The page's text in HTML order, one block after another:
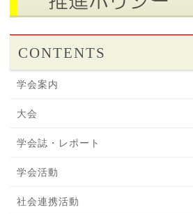
CONTENTS
学会案内
大会
学会誌・レポート
学会活動
社会連携活動